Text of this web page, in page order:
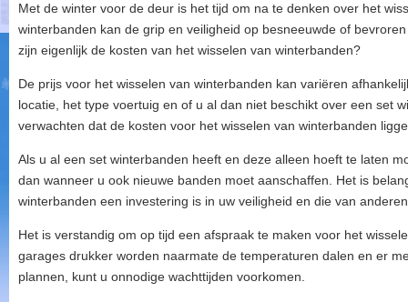
Met de winter voor de deur is het tijd om na te denken over het
winterbanden kan de grip en veiligheid op besneeuwde of
zijn eigenlijk de kosten van het wisselen van winterbanden?
De prijs voor het wisselen van winterbanden kan variëren
locatie, het type voertuig en of u al dan niet beschikt over een set
verwachten dat de kosten voor het wisselen van winterbanden
Als u al een set winterbanden heeft en deze alleen hoeft te laten
dan wanneer u ook nieuwe banden moet aanschaffen. Het is
winterbanden een investering is in uw veiligheid en die van
Het is verstandig om op tijd een afspraak te maken voor het
garages drukker worden naarmate de temperaturen dalen en er
plannen, kunt u onnodige wachttijden voorkomen.